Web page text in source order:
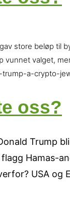
store beløp til
vunnet valget,
trump-a-crypto-
oss?
Trump
Hamas-
USA og